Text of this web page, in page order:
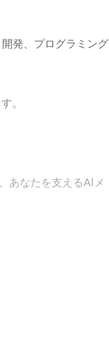
発、プログラミング
。
あなたを支えるAIメ